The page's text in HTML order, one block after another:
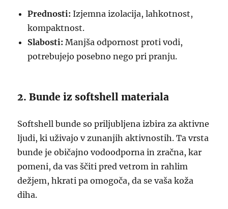
Prednosti: Izjemna izolacija, lahkotnost,
kompaktnost.
Slabosti: Manjša odpornost proti vodi,
potrebujejo posebno nego pri pranju.
2. Bunde iz softshell materiala
Softshell bunde so priljubljena izbira za aktivne
ljudi, ki uživajo v zunanjih aktivnostih. Ta vrsta
bunde je običajno vodoodporna in zračna, kar
pomeni, da vas ščiti pred vetrom in rahlim
dežjem, hkrati pa omogoča, da se vaša koža
diha.